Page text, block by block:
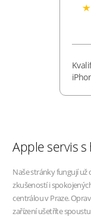
Apple servis s
Naše stránky fungují už
zkušeností i
centrálou v Praze.
zařízení ušetříte